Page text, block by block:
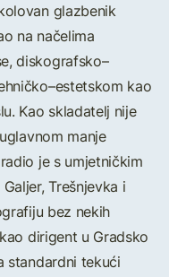
glazbenik
na načelima
diskografsko–
kao
Kao skladatelj nije
manje
je s umjetničkim
Trešnjevka i
bez nekih
dirigent u Gradsko
standardni tekući